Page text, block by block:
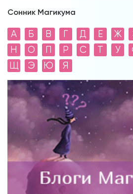
Сонник Магикума
А Б В Г Д Е Ж
Н
О П Р С Т У
Щ
Э Ю Я